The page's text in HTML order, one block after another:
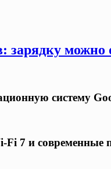
зарядку можно
систему
Fi 7 и современные